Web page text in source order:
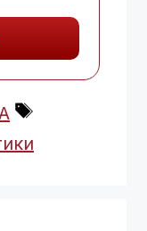
Метки